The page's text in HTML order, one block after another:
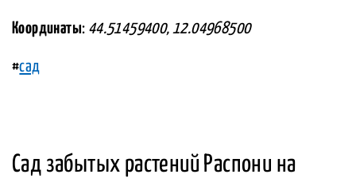
Координаты: 44.51459400, 12.04968500
#сад
Сад забытых растений Распони на